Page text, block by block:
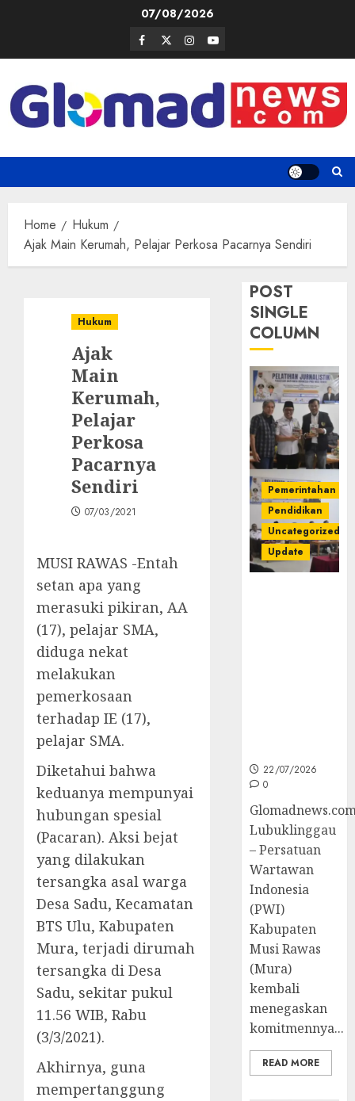
07/08/2026
Facebook
TwitterInstagram
Youtube
Home
Hukum
Ajak Main Kerumah, Pelajar Perkosa Pacarnya Sendiri
Hukum
Ajak
Main
Kerumah,
Pelajar
Perkosa
Pacarnya
Sendiri
07/03/2021
MUSI RAWAS -Entah
setan apa yang
merasuki pikiran, AA
(17), pelajar SMA,
diduga nekat
melakukan
pemerkosaan
terhadap IE (17),
pelajar SMA.
Diketahui bahwa
keduanya mempunyai
hubungan spesial
(Pacaran). Aksi bejat
yang dilakukan
tersangka asal warga
Desa Sadu, Kecamatan
BTS Ulu, Kabupaten
Mura, terjadi dirumah
tersangka di Desa
Sadu, sekitar pukul
11.56 WIB, Rabu
(3/3/2021).
Akhirnya, guna
mempertanggung
POST
SINGLE
COLUMN
Pemerintahan
Pendidikan
Uncategorized
Update
22/07/2026
0
Lubuklinggau
– Persatuan
Wartawan
Indonesia
(PWI)
Kabupaten
Musi Rawas
(Mura)
kembali
menegaskan
komitmennya...
READ MORE